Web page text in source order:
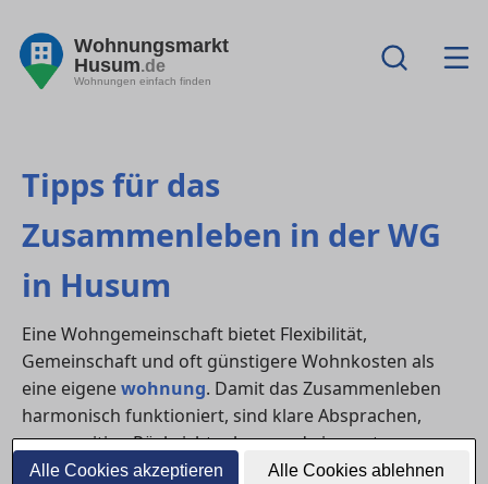
Alle Cookies akzeptieren Alle Cookies ablehnen
Wohnungsmarkt
Husum.de
Wohnungen einfach finden
Tipps für das
Zusammenleben in der WG
in Husum
Eine Wohngemeinschaft bietet Flexibilität,
Gemeinschaft und oft günstigere Wohnkosten als
eine eigenewohnung. Damit das Zusammenleben
harmonisch funktioniert, sind klare Absprachen,
gegenseitige Rücksichtnahme und eine gute
Organisation entscheidend. Besonders in lebendigen